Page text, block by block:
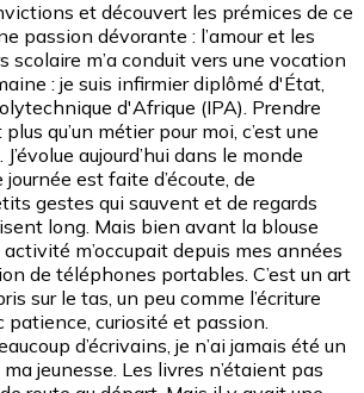
et découvert les prémices de ce
passion dévorante : l’amour et les
scolaire m’a conduit vers une vocation
: je suis infirmier diplômé d'État,
d'Afrique (IPA). Prendre
qu’un métier pour moi, c’est une
aujourd’hui dans le monde
est faite d’écoute, de
gestes qui sauvent et de regards
long. Mais bien avant la blouse
m’occupait depuis mes années
de téléphones portables. C’est un art
sur le tas, un peu comme l’écriture
curiosité et passion.
d’écrivains, je n’ai jamais été un
jeunesse. Les livres n’étaient pas